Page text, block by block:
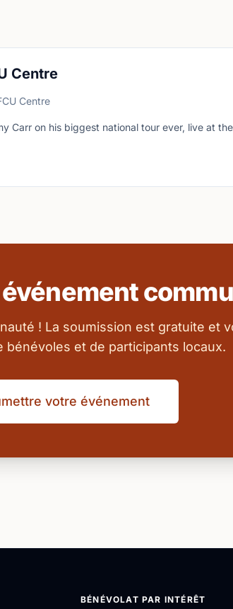
Centre
Centre
Carr on his biggest national tour ever, live at
! La soumission est gratuite et
bénévoles et de participants locaux.
votre événement
BÉNÉVOLAT PAR INTÉRÊT